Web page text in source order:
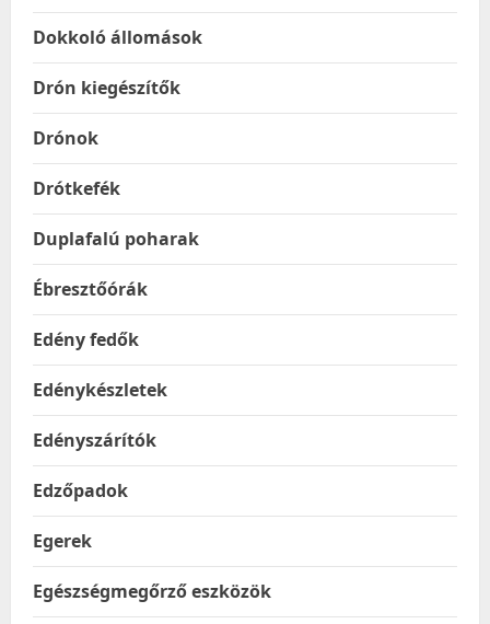
Dokkoló állomások
Drón kiegészítők
Drónok
Drótkefék
Duplafalú poharak
Ébresztőórák
Edény fedők
Edénykészletek
Edényszárítók
Edzőpadok
Egerek
Egészségmegőrző eszközök